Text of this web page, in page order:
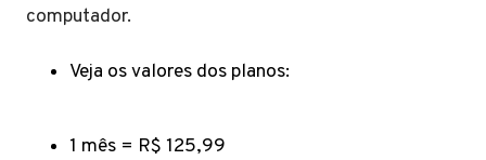
computador.
Veja os valores dos planos:
1 mês = R$ 125,99